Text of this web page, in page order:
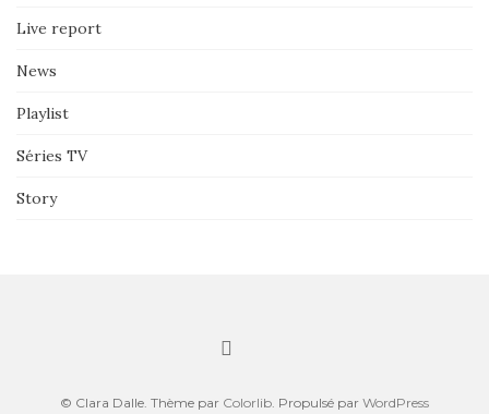
Live report
News
Playlist
Séries TV
Story
© Clara Dalle. Thème par Colorlib. Propulsé par WordPress